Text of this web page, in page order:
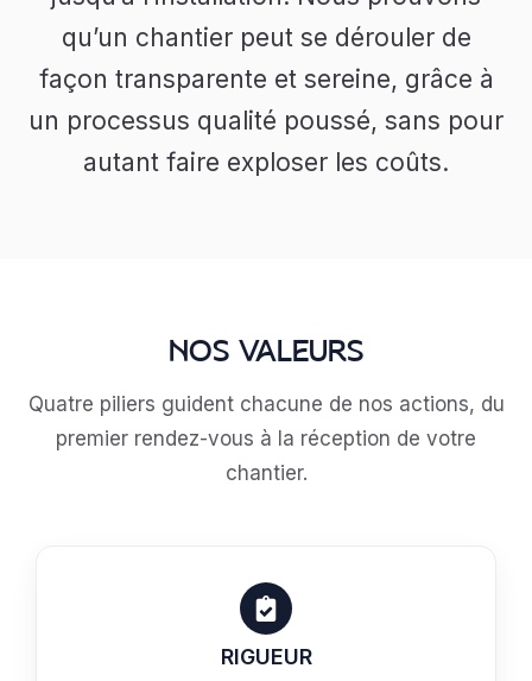
qu’un chantier peut se dérouler de
façon transparente et sereine, grâce à
un processus qualité poussé, sans pour
autant faire exploser les coûts.
NOS VALEURS
Quatre piliers guident chacune de nos actions, du
premier rendez-vous à la réception de votre
chantier.
RIGUEUR